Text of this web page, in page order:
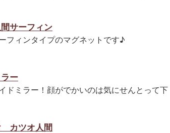
サーフィン
フィンタイプのマグネットです♪
ー
ドミラー！顔がでかいのは気にせんとって下
カツオ人間